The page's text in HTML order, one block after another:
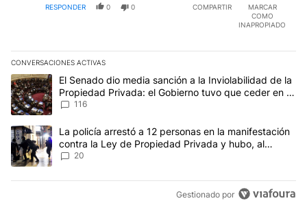
RESPONDER 0 0 COMPARTIR
MARCAR
COMO
INAPROPIADO
CONVERSACIONES ACTIVAS
Este listado muestra los artículos con más comentarios en los
Un artículo de tendencia con el título "El Senado dio media
El Senado dio media sanción a la Inviolabilidad de la
Propiedad Privada: el Gobierno tuvo que ceder en la
Ley del Manejo del Fuego
116
Un artículo de tendencia con el título "La policía arrestó a 12
La policía arrestó a 12 personas en la manifestación
contra la Ley de Propiedad Privada y hubo, al
menos, 3 agentes heridos
20
Gestionado por